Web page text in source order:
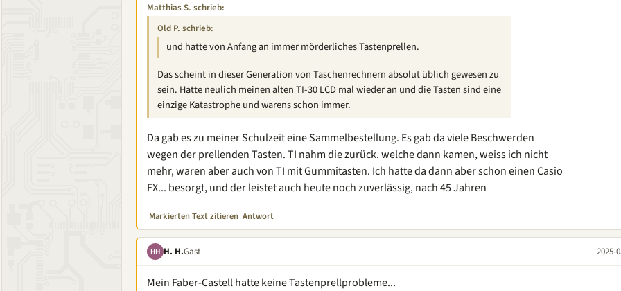
Matthias S. schrieb:
Old P. schrieb:
und hatte von Anfang an immer mörderliches Tastenprellen.
Das scheint in dieser Generation von Taschenrechnern absolut üblich gewesen zu
sein. Hatte neulich meinen alten TI-30 LCD mal wieder an und die Tasten sind eine
einzige Katastrophe und warens schon immer.
Da gab es zu meiner Schulzeit eine Sammelbestellung. Es gab da viele Beschwerden
wegen der prellenden Tasten. TI nahm die zurück. welche dann kamen, weiss ich nicht
mehr, waren aber auch von TI mit Gummitasten. Ich hatte da dann aber schon einen Casio
FX... besorgt, und der leistet auch heute noch zuverlässig, nach 45 Jahren
Markierten Text zitieren Antwort
HH H. H.Gast 2025-
Mein Faber-Castell hatte keine Tastenprellprobleme...